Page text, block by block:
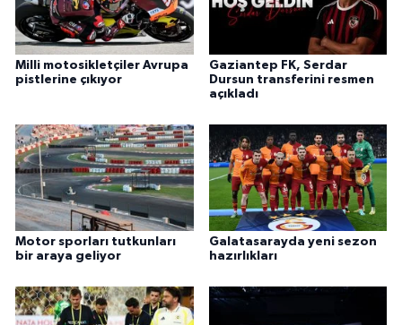
Milli motosikletçiler Avrupa
pistlerine çıkıyor
Gaziantep FK, Serdar
Dursun transferini resmen
açıkladı
Motor sporları tutkunları
bir araya geliyor
Galatasarayda yeni sezon
hazırlıkları